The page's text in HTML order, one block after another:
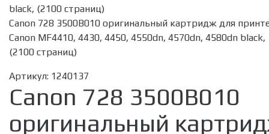
Canon 728 3500B010 оригинальный картридж для
Canon MF4410, 4430, 4450, 4550dn, 4570dn, 4580dn black,
(2100 страниц)
Артикул: 1240137
Canon 728 3500B010
оригинальный